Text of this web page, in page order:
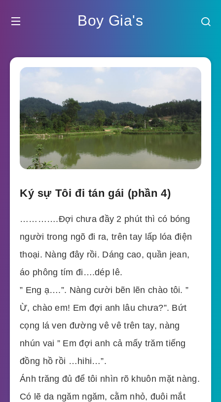
Boy Gia's
Ký sự Tôi đi tán gái (phần 4)
………….Đợi chưa đầy 2 phút thì có bóng
người trong ngõ đi ra, trên tay lấp lóa điện
thoại. Nàng đây rồi. Dáng cao, quần jean,
áo phông tím đi….dép lê.
” Eng ạ….”. Nàng cười bẽn lẽn chào tôi. ”
Ừ, chào em! Em đợi anh lâu chưa?”. Bứt
cọng lá ven đường vê vê trên tay, nàng
nhún vai ” Em đợi anh cả mấy trăm tiếng
đồng hồ rồi …hihi…”.
Ánh trăng đủ để tôi nhìn rõ khuôn mặt nàng.
Có lẽ da ngăm ngăm, cằm nhỏ, đuôi mắt